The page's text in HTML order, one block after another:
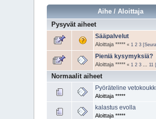
Aihe /Aloittaja
Pysyvät aiheet
Sääpalvelut
Aloittaja *****« 1 2 3
Pieniä kysymyksiä?
Aloittaja *****« 1 2 3 11
Normaalit aiheet
Pyöräteline
Aloittaja *****
kalastus evolla
Aloittaja *****